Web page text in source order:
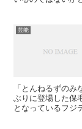
芸能
「とんねるずの
ぶりに登場した保
となっているフジ